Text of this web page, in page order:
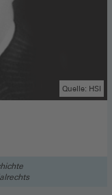
Quelle: HSI